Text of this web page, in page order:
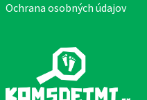
Ochrana osobných údajov